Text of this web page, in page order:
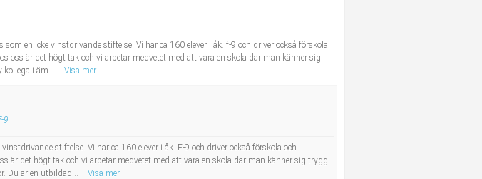
en icke vinstdrivande stiftelse. Vi har ca 160 elever i åk. f-9 och driver också förskola
är det högt tak och vi arbetar medvetet med att vara en skola där man känner sig
kollega i äm...
Visa mer
9
stiftelse. Vi har ca 160 elever i åk. F-9 och driver också förskola och
det högt tak och vi arbetar medvetet med att vara en skola där man känner sig trygg
Du är en utbildad...
Visa mer